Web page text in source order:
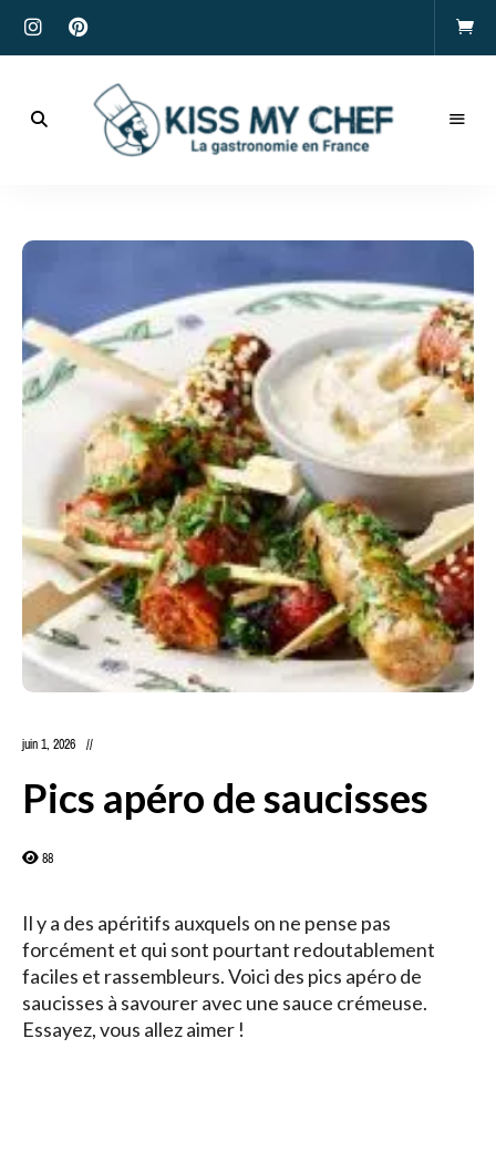
My
juin 1, 2026
Pics apéro de saucisses
88
Il y a des apéritifs auxquels on ne pense pas
forcément et qui sont pourtant redoutablement
faciles et rassembleurs. Voici des pics apéro de
saucisses à savourer avec une sauce crémeuse.
Essayez, vous allez aimer !